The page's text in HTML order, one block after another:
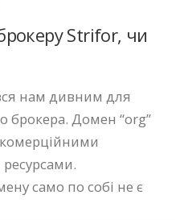
Strifor, чи
нам дивним для
брокера. Домен “org”
само по собі не є